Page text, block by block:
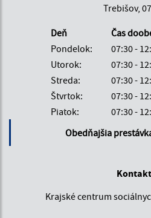
Trebišov,
Deň Čas
Pondelok:
07:30 -
Utorok:
07:30 -
Streda:
07:30 -
Štvrtok:
07:30 -
Piatok:
07:30 -
Obedňajšia
Krajské centrum